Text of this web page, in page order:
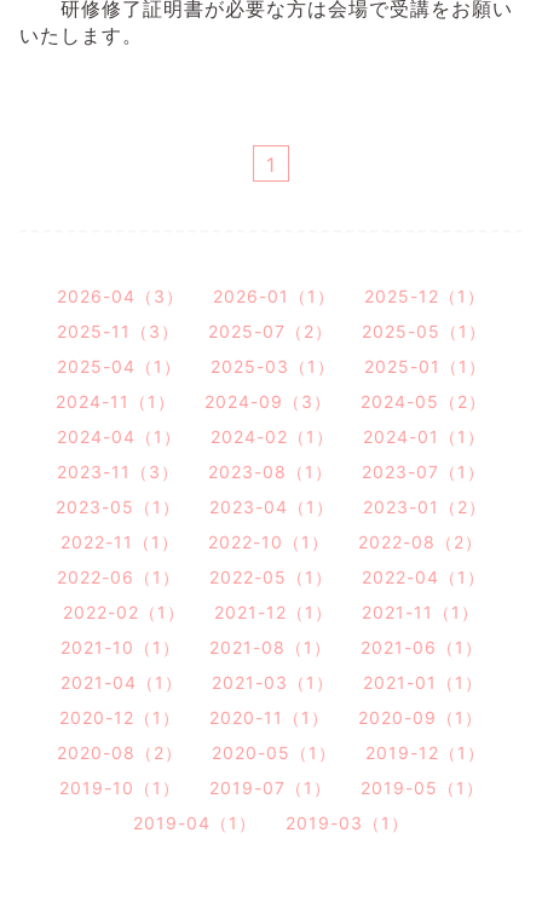
研修修了証明書が必要な方は会場で受講をお願い
いたします。
1
2026-04（3） 2026-01（1）
2025-12（1）
2025-11（3）
2025-07（2）
2025-05（1）
2025-04（1）
2025-03（1）
2025-01（1）
2024-11（1）
2024-09（3）
2024-05（2）
2024-04（1）
2024-02（1）
2024-01（1）
2023-11（3）
2023-08（1）
2023-07（1）
2023-05（1）
2023-04（1）
2023-01（2）
2022-11（1）
2022-10（1）
2022-08（2）
2022-06（1）
2022-05（1）
2022-04（1）
2022-02（1）
2021-12（1）
2021-11（1）
2021-10（1）
2021-08（1）
2021-06（1）
2021-04（1）
2021-03（1）
2021-01（1）
2020-12（1）
2020-11（1）
2020-09（1）
2020-08（2）
2020-05（1）
2019-12（1）
2019-10（1）
2019-07（1）
2019-05（1）
2019-04（1）
2019-03（1）